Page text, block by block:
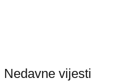
Nedavne vijesti